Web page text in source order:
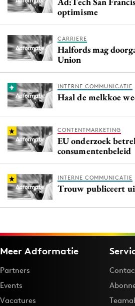
optimisme
CARRIERE
Halfords mag
Union
INTERNE COMMUNICATIE
Haal de melkkoe
CONTENTMARKETING
EU onderzoek
consumentenbeleid
INTERNE COMMUNICATIE
Trouw publiceert
Meer Adformatie
Partners
Events
Vacatures